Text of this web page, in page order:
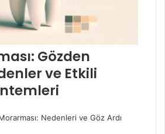
Gözden
ve Etkili